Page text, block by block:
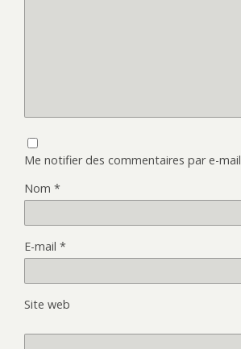
Me notifier des commentaires par e-mail
Nom *
E-mail *
Site web